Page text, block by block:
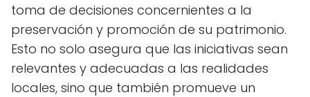
toma de decisiones concernientes a la
preservación y promoción de su patrimonio.
Esto no solo asegura que las iniciativas sean
relevantes y adecuadas a las realidades
locales, sino que también promueve un